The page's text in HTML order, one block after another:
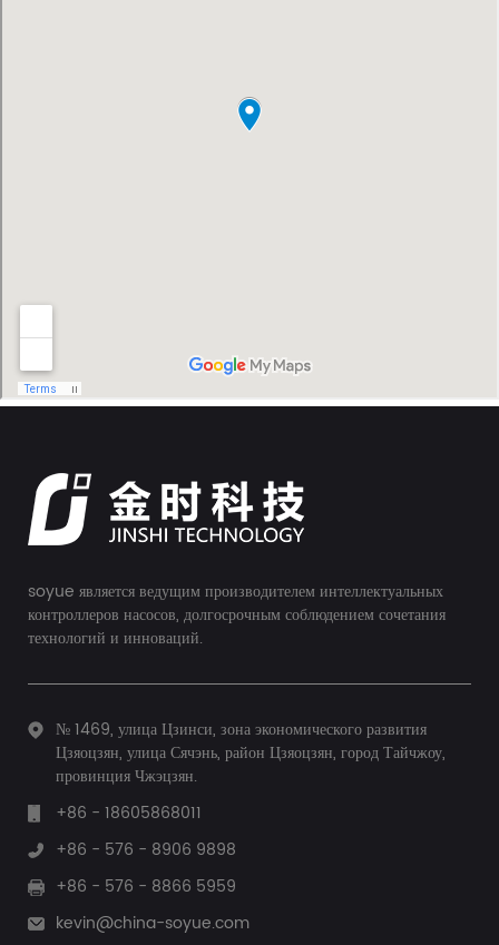
soyue является ведущим производителем интеллектуальных
контроллеров насосов, долгосрочным соблюдением сочетания
технологий и инноваций.
№ 1469, улица Цзинси, зона экономического развития
Цзяоцзян, улица Сячэнь, район Цзяоцзян, город Тайчжоу,
провинция Чжэцзян.
+86 - 18605868011
+86 - 576 - 8906 9898
+86 - 576 - 8866 5959
kevin@china-soyue.com